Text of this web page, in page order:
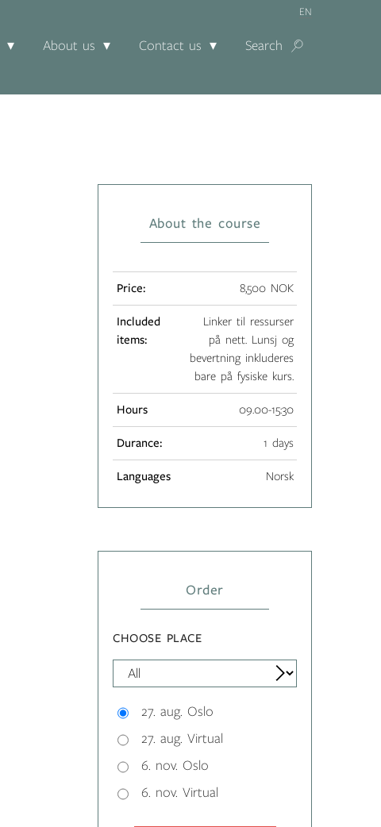
EN
About us Contact us Search
About the course
Price: 8,500 NOK
Included
items:
Linker til ressurser
på nett. Lunsj og
bevertning inkluderes
bare på fysiske kurs.
Hours 09.00-15:30
Durance: 1 days
Languages Norsk
Order
CHOOSE PLACE
27. aug. Oslo
27. aug. Virtual
6. nov. Oslo
6. nov. Virtual